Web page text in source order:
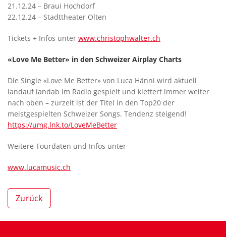
21.12.24 – Braui Hochdorf
22.12.24 – Stadttheater Olten
Tickets + Infos unter www.christophwalter.ch
«Love Me Better» in den Schweizer Airplay Charts
Die Single «Love Me Better» von Luca Hänni wird aktuell
landauf landab im Radio gespielt und klettert immer weiter
nach oben – zurzeit ist der Titel in den Top20 der
meistgespielten Schweizer Songs. Tendenz steigend!
https://umg.lnk.to/LoveMeBetter
Weitere Tourdaten und Infos unter
www.lucamusic.ch
Zurück